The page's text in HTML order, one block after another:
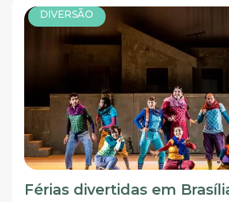
DIVERSÃO
Férias divertidas em